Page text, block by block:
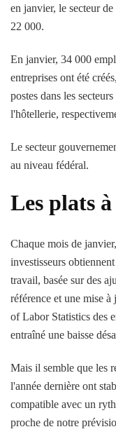
en janvier, le secteur
22 000.
En janvier, 34 000
entreprises ont été
postes dans les
l'hôtellerie,
Le secteur
au niveau fédéral.
Les plats
Chaque mois de
investisseurs
travail, basée sur des
référence et une mise
of Labor Statistics des
entraîné une baisse
Mais il semble que les
l'année dernière ont
compatible avec un
proche de notre